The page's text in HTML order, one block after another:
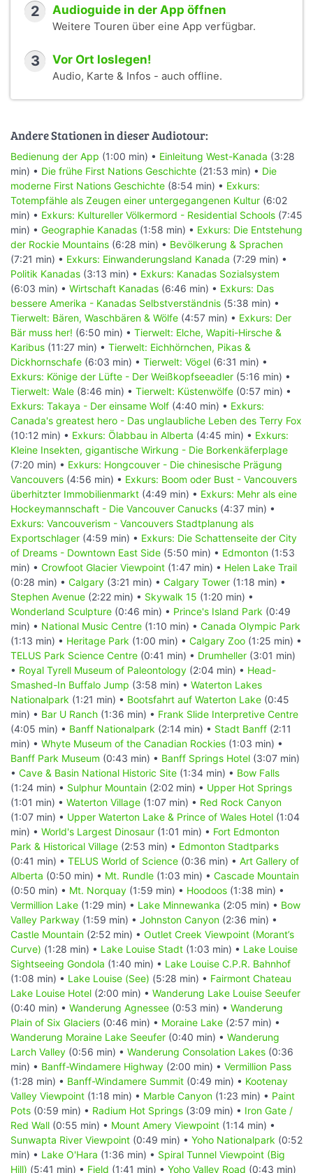
2 Audioguide in der App öffnen
Weitere Touren über eine App verfügbar.
3 Vor Ort loslegen!
Audio, Karte & Infos - auch offline.
Andere Stationen in dieser Audiotour:
Bedienung der App (1:00 min) • Einleitung West-Kanada (3:28
min) • Die frühe First Nations Geschichte (21:53 min) • Die
moderne First Nations Geschichte (8:54 min) • Exkurs:
Totempfähle als Zeugen einer untergegangenen Kultur (6:02
min) • Exkurs: Kultureller Völkermord - Residential Schools (7:45
min) • Geographie Kanadas (1:58 min) • Exkurs: Die Entstehung
der Rockie Mountains (6:28 min) • Bevölkerung & Sprachen
(7:21 min) • Exkurs: Einwanderungsland Kanada (7:29 min) •
Politik Kanadas (3:13 min) • Exkurs: Kanadas Sozialsystem
(6:03 min) • Wirtschaft Kanadas (6:46 min) • Exkurs: Das
bessere Amerika - Kanadas Selbstverständnis (5:38 min) •
Tierwelt: Bären, Waschbären & Wölfe (4:57 min) • Exkurs: Der
Bär muss her! (6:50 min) • Tierwelt: Elche, Wapiti-Hirsche &
Karibus (11:27 min) • Tierwelt: Eichhörnchen, Pikas &
Dickhornschafe (6:03 min) • Tierwelt: Vögel (6:31 min) •
Exkurs: Könige der Lüfte - Der Weißkopfseeadler (5:16 min) •
Tierwelt: Wale (8:46 min) • Tierwelt: Küstenwölfe (0:57 min) •
Exkurs: Takaya - Der einsame Wolf (4:40 min) • Exkurs:
Canada's greatest hero - Das unglaubliche Leben des Terry Fox
(10:12 min) • Exkurs: Ölabbau in Alberta (4:45 min) • Exkurs:
Kleine Insekten, gigantische Wirkung - Die Borkenkäferplage
(7:20 min) • Exkurs: Hongcouver - Die chinesische Prägung
Vancouvers (4:56 min) • Exkurs: Boom oder Bust - Vancouvers
überhitzter Immobilienmarkt (4:49 min) • Exkurs: Mehr als eine
Hockeymannschaft - Die Vancouver Canucks (4:37 min) •
Exkurs: Vancouverism - Vancouvers Stadtplanung als
Exportschlager (4:59 min) • Exkurs: Die Schattenseite der City
of Dreams - Downtown East Side (5:50 min) • Edmonton (1:53
min) • Crowfoot Glacier Viewpoint (1:47 min) • Helen Lake Trail
(0:28 min) • Calgary (3:21 min) • Calgary Tower (1:18 min) •
Stephen Avenue (2:22 min) • Skywalk 15 (1:20 min) •
Wonderland Sculpture (0:46 min) • Prince's Island Park (0:49
min) • National Music Centre (1:10 min) • Canada Olympic Park
(1:13 min) • Heritage Park (1:00 min) • Calgary Zoo (1:25 min) •
TELUS Park Science Centre (0:41 min) • Drumheller (3:01 min)
• Royal Tyrell Museum of Paleontology (2:04 min) • Head-
Smashed-In Buffalo Jump (3:58 min) • Waterton Lakes
Nationalpark (1:21 min) • Bootsfahrt auf Waterton Lake (0:45
min) • Bar U Ranch (1:36 min) • Frank Slide Interpretive Centre
(4:05 min) • Banff Nationalpark (2:14 min) • Stadt Banff (2:11
min) • Whyte Museum of the Canadian Rockies (1:03 min) •
Banff Park Museum (0:43 min) • Banff Springs Hotel (3:07 min)
• Cave & Basin National Historic Site (1:34 min) • Bow Falls
(1:24 min) • Sulphur Mountain (2:02 min) • Upper Hot Springs
(1:01 min) • Waterton Village (1:07 min) • Red Rock Canyon
(1:07 min) • Upper Waterton Lake & Prince of Wales Hotel (1:04
min) • World's Largest Dinosaur (1:01 min) • Fort Edmonton
Park & Historical Village (2:53 min) • Edmonton Stadtparks
(0:41 min) • TELUS World of Science (0:36 min) • Art Gallery of
Alberta (0:50 min) • Mt. Rundle (1:03 min) • Cascade Mountain
(0:50 min) • Mt. Norquay (1:59 min) • Hoodoos (1:38 min) •
Vermillion Lake (1:29 min) • Lake Minnewanka (2:05 min) • Bow
Valley Parkway (1:59 min) • Johnston Canyon (2:36 min) •
Castle Mountain (2:52 min) • Outlet Creek Viewpoint (Morant’s
Curve) (1:28 min) • Lake Louise Stadt (1:03 min) • Lake Louise
Sightseeing Gondola (1:40 min) • Lake Louise C.P.R. Bahnhof
(1:08 min) • Lake Louise (See) (5:28 min) • Fairmont Chateau
Lake Louise Hotel (2:00 min) • Wanderung Lake Louise Seeufer
(0:40 min) • Wanderung Agnessee (0:53 min) • Wanderung
Plain of Six Glaciers (0:46 min) • Moraine Lake (2:57 min) •
Wanderung Moraine Lake Seeufer (0:40 min) • Wanderung
Larch Valley (0:56 min) • Wanderung Consolation Lakes (0:36
min) • Banff-Windamere Highway (2:00 min) • Vermillion Pass
(1:28 min) • Banff-Windamere Summit (0:49 min) • Kootenay
Valley Viewpoint (1:18 min) • Marble Canyon (1:23 min) • Paint
Pots (0:59 min) • Radium Hot Springs (3:09 min) • Iron Gate /
Red Wall (0:55 min) • Mount Amery Viewpoint (1:14 min) •
Sunwapta River Viewpoint (0:49 min) • Yoho Nationalpark (0:52
min) • Lake O'Hara (1:36 min) • Spiral Tunnel Viewpoint (Big
Hill) (5:41 min) • Field (1:41 min) • Yoho Valley Road (0:43 min)